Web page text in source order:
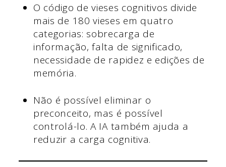
O código de vieses cognitivos divide
mais de 180 vieses em quatro
categorias: sobrecarga de
informação, falta de significado,
necessidade de rapidez e edições de
memória.
Não é possível eliminar o
preconceito, mas é possível
controlá-lo. A IA também ajuda a
reduzir a carga cognitiva.